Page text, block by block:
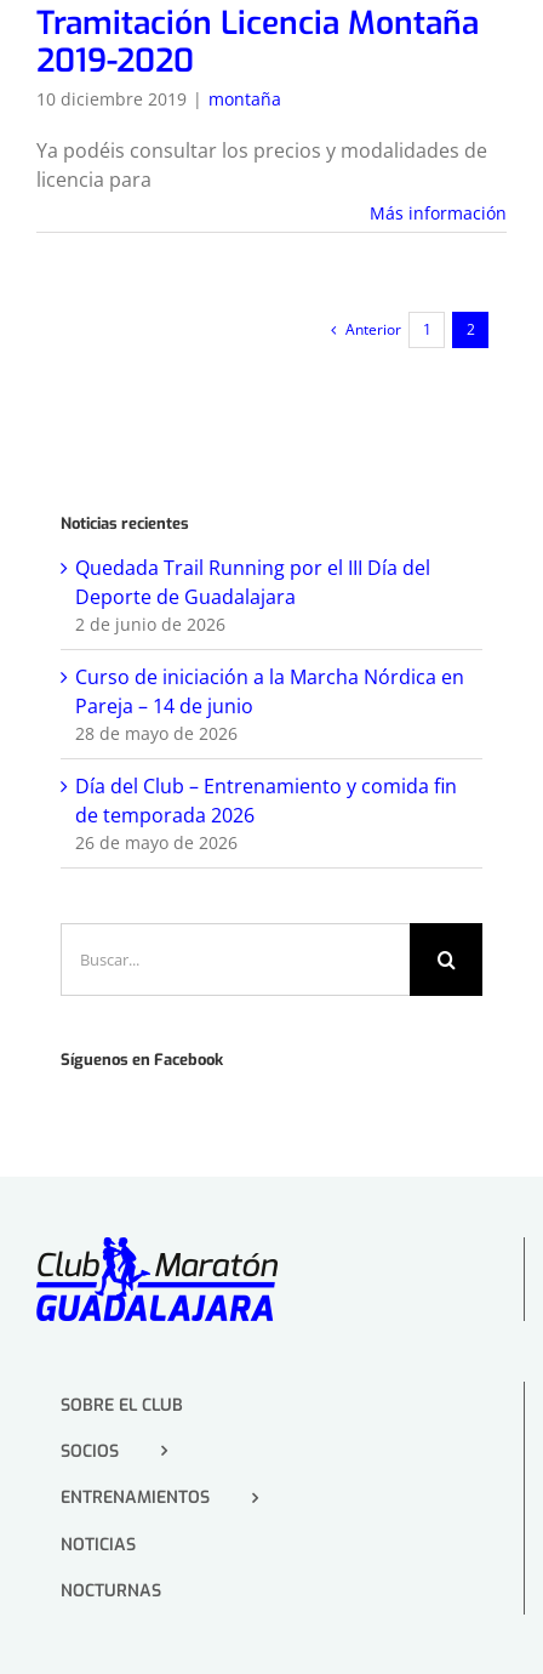
Tramitación Licencia Montaña
2019-2020
10 diciembre 2019 | montaña
Ya podéis consultar los precios y modalidades de
licencia para
Más información
Anterior 1 2
Noticias recientes
Quedada Trail Running por el III Día del
Deporte de Guadalajara
2 de junio de 2026
Curso de iniciación a la Marcha Nórdica en
Pareja – 14 de junio
28 de mayo de 2026
Día del Club – Entrenamiento y comida fin
de temporada 2026
26 de mayo de 2026
Síguenos en Facebook
SOBRE EL CLUB
SOCIOS
ENTRENAMIENTOS
NOTICIAS
NOCTURNAS